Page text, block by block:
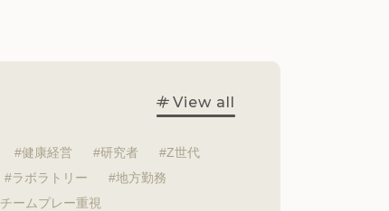
健康経営 研究者
Z世代
ラボラトリー
地方勤務
チームプレー重視
View all